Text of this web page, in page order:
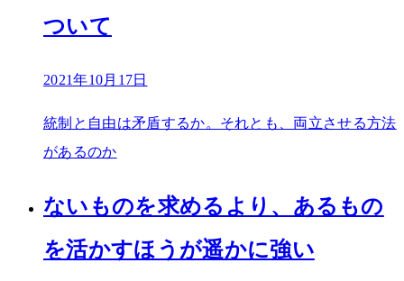
ついて
2021年10月17日
統制と自由は矛盾するか。それとも、両立させる方法
があるのか
ないものを求めるより、あるもの
を活かすほうが遥かに強い